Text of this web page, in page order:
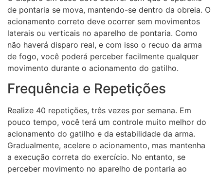
de pontaria se mova, mantendo-se dentro da obreia. O
acionamento correto deve ocorrer sem movimentos
laterais ou verticais no aparelho de pontaria. Como
não haverá disparo real, e com isso o recuo da arma
de fogo, você poderá perceber facilmente qualquer
movimento durante o acionamento do gatilho.
Frequência e Repetições
Realize 40 repetições, três vezes por semana. Em
pouco tempo, você terá um controle muito melhor do
acionamento do gatilho e da estabilidade da arma.
Gradualmente, acelere o acionamento, mas mantenha
a execução correta do exercício. No entanto, se
perceber movimento no aparelho de pontaria ao